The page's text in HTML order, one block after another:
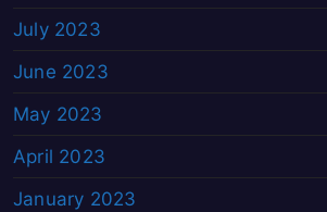
July 2023
June 2023
May 2023
April 2023
January 2023